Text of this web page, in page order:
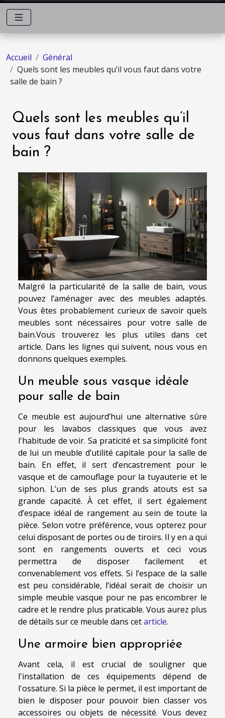
Accueil
Général
Quels sont les meubles qu’il vous faut dans votre
salle de bain ?
Quels sont les meubles qu’il
vous faut dans votre salle de
bain ?
Malgré la particularité de la salle de bain, vous
pouvez l’aménager avec des meubles adaptés.
Vous êtes probablement curieux de savoir quels
meubles sont nécessaires pour votre salle de
bain.Vous trouverez les plus utiles dans cet
article. Dans les lignes qui suivent, nous vous en
donnons quelques exemples.
Un meuble sous vasque idéale
pour salle de bain
Ce meuble est aujourd’hui une alternative sûre
pour les lavabos classiques que vous avez
l'habitude de voir. Sa praticité et sa simplicité font
de lui un meuble d’utilité capitale pour la salle de
bain. En effet, il sert d’encastrement pour le
vasque et de camouflage pour la tuyauterie et le
siphon. L’un de ses plus grands atouts est sa
grande capacité. À cet effet, il sert également
d’espace idéal de rangement au sein de toute la
pièce. Selon votre préférence, vous opterez pour
celui disposant de portes ou de tiroirs. Il y en a qui
sont en rangements ouverts et ceci vous
permettra de disposer facilement et
convenablement vos effets. Si l’espace de la salle
est peu considérable, l’idéal serait de choisir un
simple meuble vasque pour ne pas encombrer le
cadre et le rendre plus praticable. Vous aurez plus
de détails sur ce meuble dans cetarticle.
Une armoire bien appropriée
Avant cela, il est crucial de souligner que
l'installation de ces équipements dépend de
l'ossature. Si la pièce le permet, il est important de
bien le disposer pour pouvoir bien classer vos
accessoires ou objets de nécessité. Vous devez